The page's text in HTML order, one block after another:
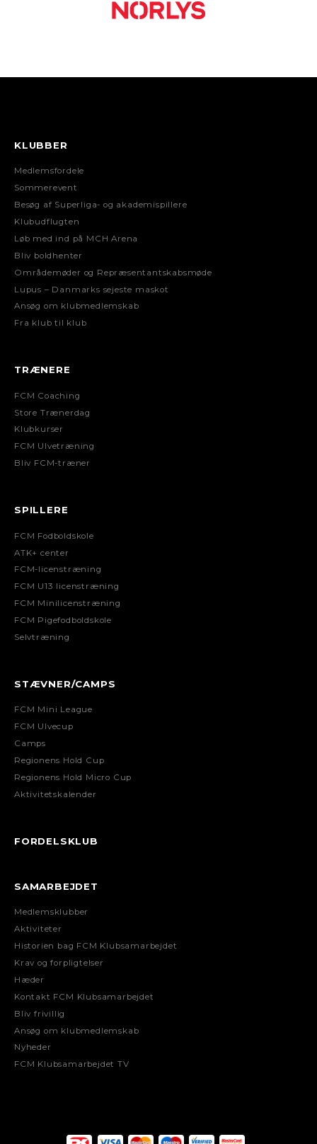
KLUBBER
Medlemsfordele
Sommerevent
Besøg af Superliga- og akademispillere
Klubudflugten
Løb med ind på MCH Arena
Bliv boldhenter
Områdemøder og Repræsentantskabsmøde
Lupus – Danmarks sejeste maskot
Ansøg om klubmedlemskab
Fra klub til klub
TRÆNERE
FCM Coaching
Store Trænerdag
Klubkurser
FCM Ulvetræning
Bliv FCM-træner
SPILLERE
FCM Fodboldskole
ATK+ center
FCM-licenstræning
FCM U13 licenstræning
FCM Minilicenstræning
FCM Pigefodboldskole
Selvtræning
STÆVNER/CAMPS
FCM Mini League
FCM Ulvecup
Camps
Regionens Hold Cup
Regionens Hold Micro Cup
Aktivitetskalender
FORDELSKLUB
SAMARBEJDET
Medlemsklubber
Aktiviteter
Historien bag FCM Klubsamarbejdet
Krav og forpligtelser
Hæder
Kontakt FCM Klubsamarbejdet
Bliv frivillig
Ansøg om klubmedlemskab
Nyheder
FCM Klubsamarbejdet TV